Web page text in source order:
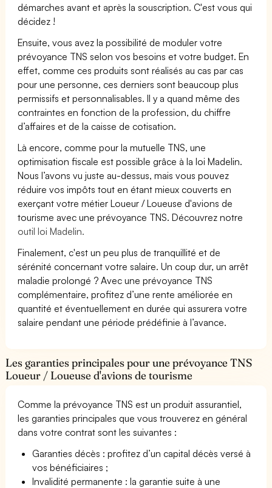
démarches avant et après la souscription. C'est vous qui
décidez !
Ensuite, vous avez la possibilité de moduler votre
prévoyance TNS selon vos besoins et votre budget. En
effet, comme ces produits sont réalisés au cas par cas
pour une personne, ces derniers sont beaucoup plus
permissifs et personnalisables. Il y a quand même des
contraintes en fonction de la profession, du chiffre
d’affaires et de la caisse de cotisation.
Là encore, comme pour la mutuelle TNS, une
optimisation fiscale est possible grâce à la loi Madelin.
Nous l’avons vu juste au-dessus, mais vous pouvez
réduire vos impôts tout en étant mieux couverts en
exerçant votre métier Loueur / Loueuse d'avions de
tourisme avec une prévoyance TNS. Découvrez notre
outil loi Madelin.
Finalement, c'est un peu plus de tranquillité et de
sérénité concernant votre salaire. Un coup dur, un arrêt
maladie prolongé ? Avec une prévoyance TNS
complémentaire, profitez d’une rente améliorée en
quantité et éventuellement en durée qui assurera votre
salaire pendant une période prédéfinie à l’avance.
Les garanties principales pour une prévoyance TNS
Loueur / Loueuse d'avions de tourisme
Comme la prévoyance TNS est un produit assurantiel,
les garanties principales que vous trouverez en général
dans votre contrat sont les suivantes :
Garanties décès : profitez d’un capital décès versé à
vos bénéficiaires ;
Invalidité permanente : la garantie suite à une